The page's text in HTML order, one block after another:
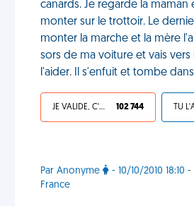
canards. Je regarde la maman
monter sur le trottoir. Le
monter la marche et la mère
sors de ma voiture et vais
l'aider. Il s'enfuit et tombe
JE VALIDE, C'EST UNE VDM 102 744
Par Anonyme
- 10/10/2010 18:10 -
France